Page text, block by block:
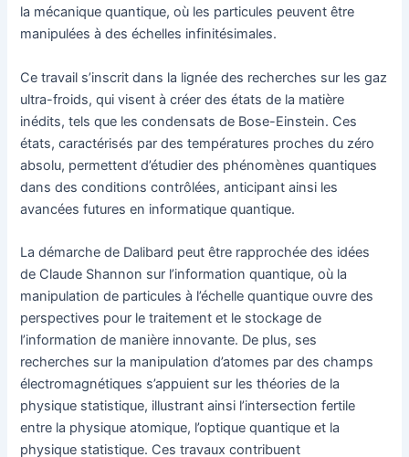
la mécanique quantique, où les particules peuvent être
manipulées à des échelles infinitésimales.
Ce travail s’inscrit dans la lignée des recherches sur les gaz
ultra-froids, qui visent à créer des états de la matière
inédits, tels que les condensats de Bose-Einstein. Ces
états, caractérisés par des températures proches du zéro
absolu, permettent d’étudier des phénomènes quantiques
dans des conditions contrôlées, anticipant ainsi les
avancées futures en informatique quantique.
La démarche de Dalibard peut être rapprochée des idées
de Claude Shannon sur l’information quantique, où la
manipulation de particules à l’échelle quantique ouvre des
perspectives pour le traitement et le stockage de
l’information de manière innovante. De plus, ses
recherches sur la manipulation d’atomes par des champs
électromagnétiques s’appuient sur les théories de la
physique statistique, illustrant ainsi l’intersection fertile
entre la physique atomique, l’optique quantique et la
physique statistique. Ces travaux contribuent